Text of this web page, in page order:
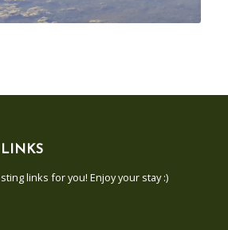
links for you! Enjoy your stay :)